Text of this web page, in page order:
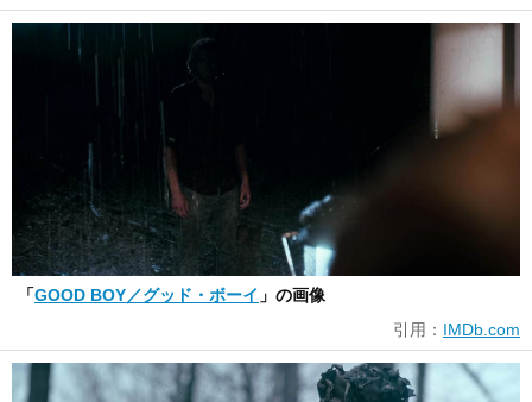
「GOOD BOY／グッド・ボーイ 」の画像
引用： IMDb.com